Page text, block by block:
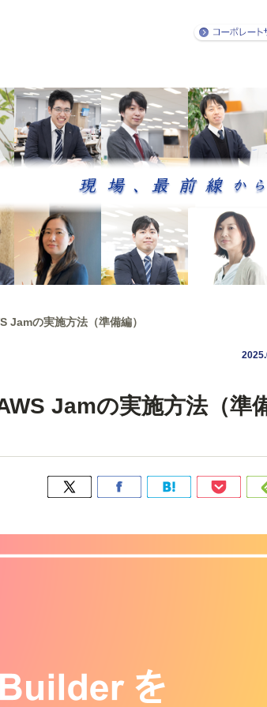
Jamの実施方法（準備編）
Jamの実施方法（準